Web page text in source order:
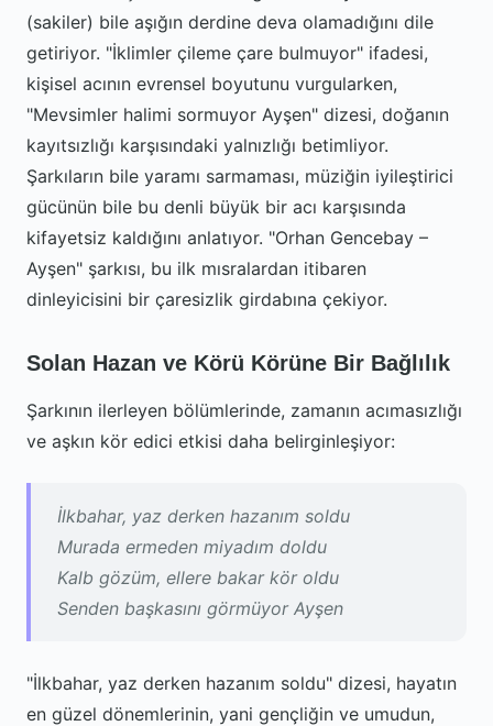
(sakiler) bile aşığın derdine deva olamadığını dile
getiriyor. "İklimler çileme çare bulmuyor" ifadesi,
kişisel acının evrensel boyutunu vurgularken,
"Mevsimler halimi sormuyor Ayşen" dizesi, doğanın
kayıtsızlığı karşısındaki yalnızlığı betimliyor.
Şarkıların bile yaramı sarmaması, müziğin iyileştirici
gücünün bile bu denli büyük bir acı karşısında
kifayetsiz kaldığını anlatıyor. "Orhan Gencebay –
Ayşen" şarkısı, bu ilk mısralardan itibaren
dinleyicisini bir çaresizlik girdabına çekiyor.
Solan Hazan ve Körü Körüne Bir Bağlılık
Şarkının ilerleyen bölümlerinde, zamanın acımasızlığı
ve aşkın kör edici etkisi daha belirginleşiyor:
İlkbahar, yaz derken hazanım soldu
Murada ermeden miyadım doldu
Kalb gözüm, ellere bakar kör oldu
Senden başkasını görmüyor Ayşen
"İlkbahar, yaz derken hazanım soldu" dizesi, hayatın
en güzel dönemlerinin, yani gençliğin ve umudun,